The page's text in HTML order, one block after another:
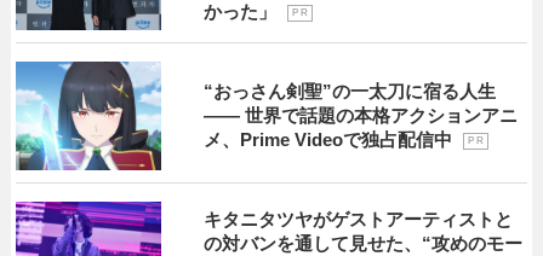
かった」
P R
“おっさん剣聖”の一太刀に宿る人生
―― 世界で話題の本格アクションアニ
メ、Prime Videoで独占配信中
P R
キタニタツヤがゲストアーティストと
の対バンを通して見せた、“攻めのモー